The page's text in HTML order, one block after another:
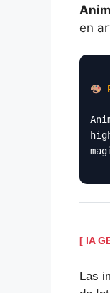
en
[ IA
Las